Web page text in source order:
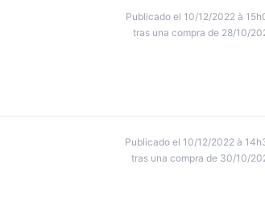
Publicado el 10/12/2022 à
tras una compra de 28/10/
Publicado el 10/12/2022 à
tras una compra de 30/10/